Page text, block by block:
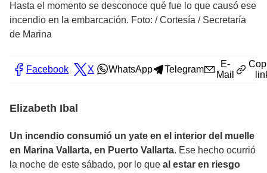
Hasta el momento se desconoce qué fue lo que causó ese
incendio en la embarcación. Foto: /Cortesía / Secretaría
de Marina
Facebook X WhatsApp Telegram
E-
Mail
Elizabeth Ibal
Un incendio consumió un yate en el interior del muelle
en Marina Vallarta, en Puerto Vallarta. Ese hecho ocurrió
la noche de este sábado, por lo que al estar en riesgo